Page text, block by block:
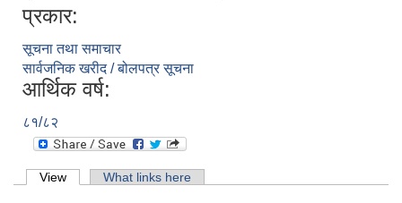
प्रकार:
सूचना तथा समाचार
सार्वजनिक खरीद / बोलपत्र सूचना
आर्थिक वर्ष:
८१/८२
Primary tabs
View (active tab)What links here